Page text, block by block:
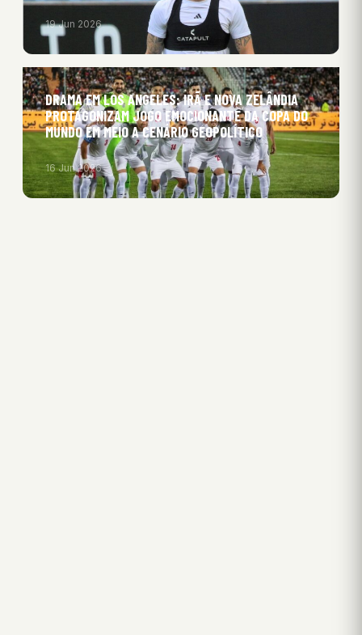
19 Jun 2026
DRAMA EM LOS ANGELES: IRÃ E NOVA ZELÂNDIA
PROTAGONIZAM JOGO EMOCIONANTE DA COPA DO
MUNDO EM MEIO A CENÁRIO GEOPOLÍTICO
16 Jun 2026